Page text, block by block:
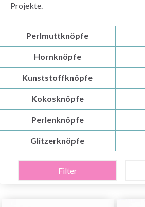
Projekte.
Perlmuttknöpfe
Hornknöpfe
Kunststoffknöpfe
Kokosknöpfe
Perlenknöpfe
Glitzerknöpfe
Filter